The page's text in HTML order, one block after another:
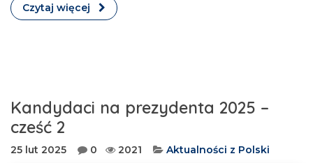
Czytaj więcej
Kandydaci na prezydenta 2025 –
cześć 2
25 lut 2025 0 2021 Aktualności z Polski